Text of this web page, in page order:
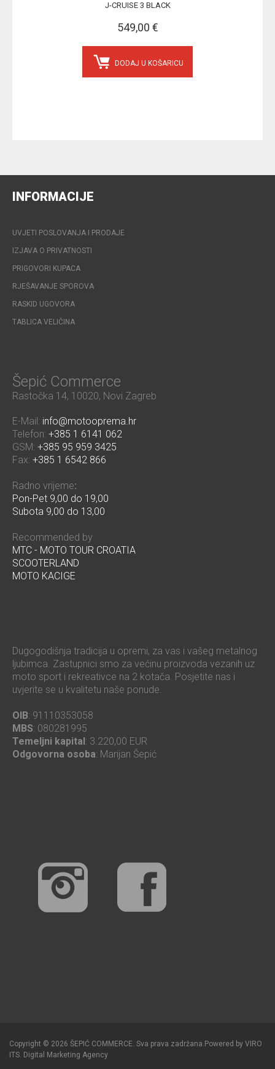
J-CRUISE 3 BLACK
549,00 €
DODAJ U KOŠARICU
INFORMACIJE
UVJETI POSLOVANJA I PRODAJE
IZJAVA O PRIVATNOSTI
PRIGOVORI KUPACA
RJEŠAVANJE SPOROVA
RASKID UGOVORA
TABLICA VELIČINA
Šepić Commerce
Rastočka 14, 10020, Novi Zagreb
E-Mail: info@motooprema.hr
Telefon: +385 1 6141 062
GSM: +385 95 959 3425
Fax: +385 1 6542 866
Radno vrijeme:
Pon-Pet 9,00 do 19,00
Subota 9,00 do 13,00
Recommended by
MTC - MOTO TOUR CROATIA
SCOOTERLAND
MOTO KACIGE
Dugogodišnja tradicija u opremi, za vas i vašeg metalnog
ljubimca. Zastupnici smo za većinu proizvoda vezanih uz
moto sport i rekreativce na 2 kotača. Posjetite nas i
uvjerite se u kvalitetu naše ponude.
OIB: 91110353058
MBS: 080281995
Temeljni kapital: 3.220,00 EUR
Odgovorna osoba: Marijan Šepić
Copyright © 2026 ŠEPIĆ COMMERCE. Sva prava zadržana. Powered by VIRO
ITS. Digital Marketing Agency